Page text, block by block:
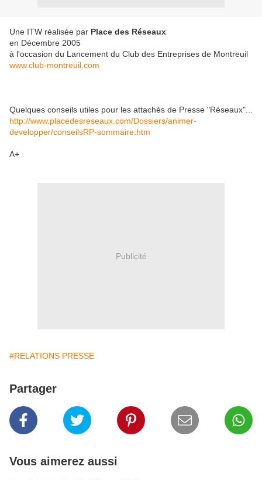
Une ITW réalisée par Place des Réseaux
en Décembre 2005
à l'occasion du Lancement du Club des Entreprises de Montreuil
www.club-montreuil.com
Quelques conseils utiles pour les attachés de Presse "Réseaux"...
http://www.placedesreseaux.com/Dossiers/animer-
developper/conseilsRP-sommaire.htm
A+
Publicité
#RELATIONS PRESSE
Partager
Vous aimerez aussi